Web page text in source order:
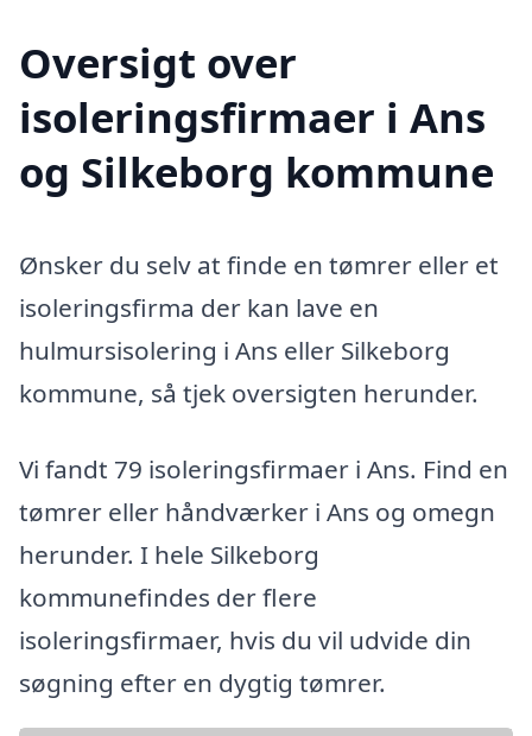
Oversigt over
isoleringsfirmaer i Ans
og Silkeborg kommune
Ønsker du selv at finde en tømrer eller et
isoleringsfirma der kan lave en
hulmursisolering i Ans eller Silkeborg
kommune, så tjek oversigten herunder.
Vi fandt 79 isoleringsfirmaer i Ans. Find en
tømrer eller håndværker i Ans og omegn
herunder. I hele Silkeborg
kommunefindes der flere
isoleringsfirmaer, hvis du vil udvide din
søgning efter en dygtig tømrer.